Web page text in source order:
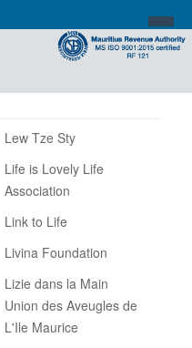
Lew Tze Sty
Life is Lovely Life
Association
Link to Life
Livina Foundation
Lizie dans la Main
Union des Aveugles de
L'Ile Maurice